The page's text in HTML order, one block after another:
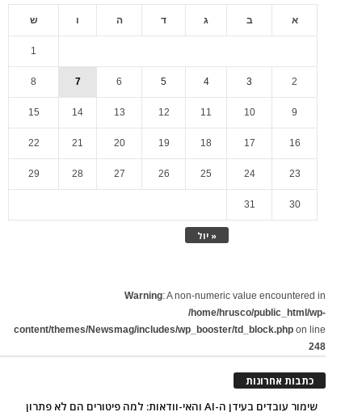
א ב ג ד ה ו ש
« יול
1
2
3
4
5
6
7
8
9
10
11
12
13
14
15
16
17
18
19
20
21
22
23
24
25
26
27
28
29
30
31
Warning: A non-numeric value encountered in
/home/hrusco/public_html/wp-
content/themes/Newsmag/includes/wp_booster/td_block.php on line
248
כתבות אחרונות
שימור עובדים בעידן ה-AI והאי-וודאות: למה פיטורים הם לא פתרון